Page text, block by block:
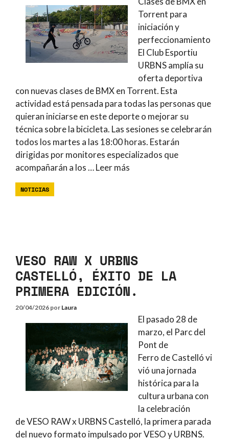
Torrent para
iniciación y
perfeccionamiento
El Club Esportiu
URBNS amplía su
oferta deportiva
con nuevas clases de BMX en Torrent. Esta
actividad está pensada para todas las personas que
quieran iniciarse en este deporte o mejorar su
técnica sobre la bicicleta. Las sesiones se celebrarán
todos los martes a las 18:00 horas. Estarán
dirigidas por monitores especializados que
acompañarán a los …Leer más
NOTICIAS
VESO RAW X URBNS
CASTELLÓ, ÉXITO DE LA
PRIMERA EDICIÓN.
20/04/2026 por Laura
El pasado 28 de
marzo, el Parc del
Pont de
Ferro de Castelló vi
vió una jornada
histórica para la
cultura urbana con
la celebración
de VESO RAW x URBNS Castelló, la primera parada
del nuevo formato impulsado por VESO y URBNS.